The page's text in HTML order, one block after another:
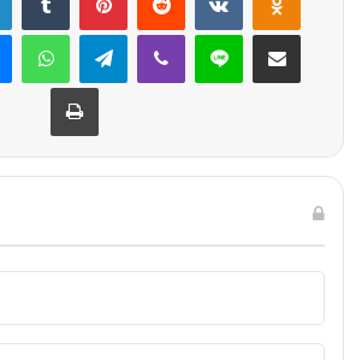
MessengerWhatsAppTelegramViber Line E-Posta ile
Yazdır